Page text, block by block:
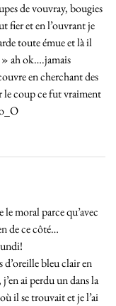
de vouvray, bougies
fier et en l’ouvrant je
toute émue et là il
» ah ok….jamais
en cherchant des
le coup ce fut vraiment
moral parce qu’avec
de ce côté…
d’oreille bleu clair en
j’en ai perdu un dans la
il se trouvait et je l’ai